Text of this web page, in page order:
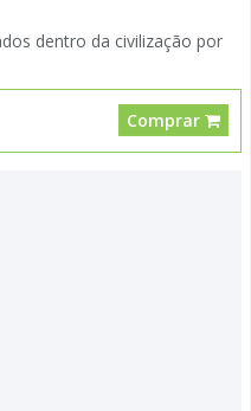
dentro da civilização por
Comprar